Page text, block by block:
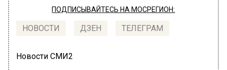
ПОДПИСЫВАЙТЕСЬ НА МОСРЕГИОН:
НОВОСТИ ДЗЕН ТЕЛЕГРАМ
Новости СМИ2